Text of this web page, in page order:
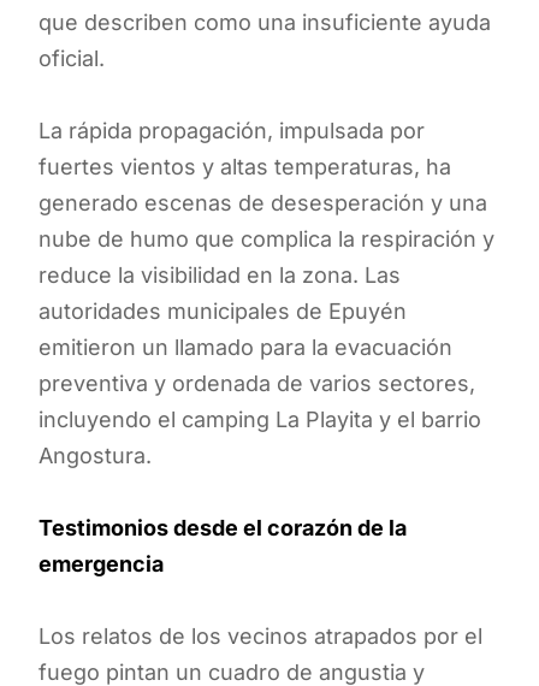
que describen como una insuficiente ayuda
oficial.
La rápida propagación, impulsada por
fuertes vientos y altas temperaturas, ha
generado escenas de desesperación y una
nube de humo que complica la respiración y
reduce la visibilidad en la zona. Las
autoridades municipales de Epuyén
emitieron un llamado para la evacuación
preventiva y ordenada de varios sectores,
incluyendo el camping La Playita y el barrio
Angostura.
Testimonios desde el corazón de la
emergencia
Los relatos de los vecinos atrapados por el
fuego pintan un cuadro de angustia y